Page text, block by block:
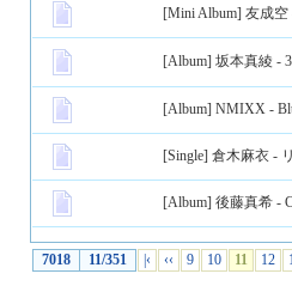
[Mini Album] 友成空
[Album] 坂本真綾 -
[Album] NMIXX -
[Single] 倉木麻衣 -
[Album] 後藤真希 -
7018 11/351 |‹ ‹‹ 9 10 11 12